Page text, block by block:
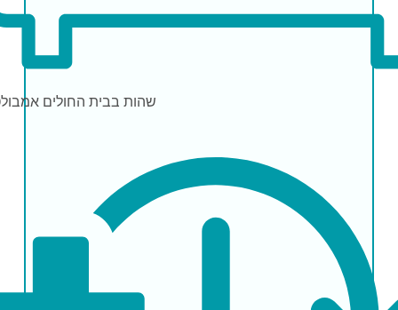
שהות בבית החולים